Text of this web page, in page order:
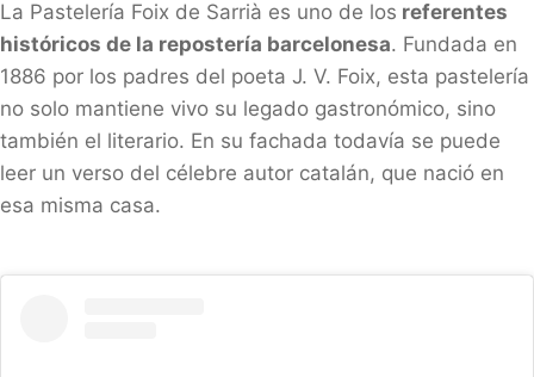
La Pastelería Foix de Sarrià es uno de los referentes
históricos de la repostería barcelonesa. Fundada en
1886 por los padres del poeta J. V. Foix, esta pastelería
no solo mantiene vivo su legado gastronómico, sino
también el literario. En su fachada todavía se puede
leer un verso del célebre autor catalán, que nació en
esa misma casa.